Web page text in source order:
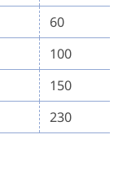
60
100
150
230